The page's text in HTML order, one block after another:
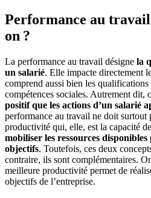
Performance au
on ?
La performance au travail désigne la
un salarié. Elle impacte directement
comprend aussi bien les
compétences sociales. Autrement dit,
positif que les actions d’un salarié
performance au travail ne doit surtout
productivité qui, elle, est la capacité
mobiliser les ressources
objectifs. Toutefois, ces deux
contraire, ils sont complémentaires.
meilleure productivité permet de
objectifs de l’entreprise.